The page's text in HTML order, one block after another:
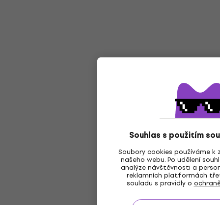
Souhlas s použitím
Soubory cookies používáme
našeho webu. Po udělení
analýze návštěvnosti a
reklamních platformách
souladu s pravidly o